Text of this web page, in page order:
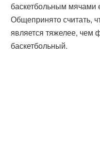
баскетбольным мячами
Общепринято считать,
является тяжелее, чем
баскетбольный.